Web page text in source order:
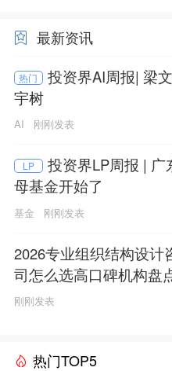
最新资讯
热门
投资界AI周报| 梁
宇树
AI 刚刚发表
LP
投资界LP周报 | 广
母基金开始了
基金 刚刚发表
2026专业组织结构设计
司怎么选高口碑机构盘
刚刚发表
热门TOP5